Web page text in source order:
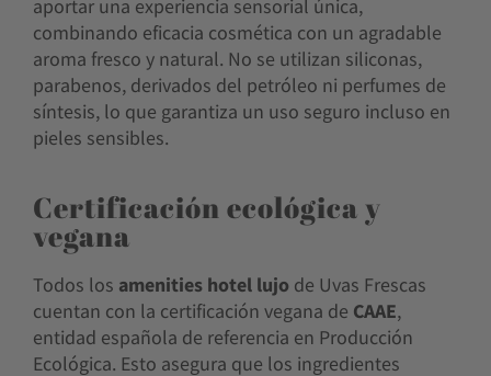
aportar una experiencia sensorial única,
combinando eficacia cosmética con un agradable
aroma fresco y natural. No se utilizan siliconas,
parabenos, derivados del petróleo ni perfumes de
síntesis, lo que garantiza un uso seguro incluso en
pieles sensibles.
Certificación ecológica y
vegana
Todos los amenities hotel lujo de Uvas Frescas
cuentan con la certificación vegana de CAAE,
entidad española de referencia en Producción
Ecológica. Esto asegura que los ingredientes